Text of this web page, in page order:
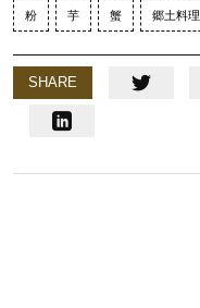
粉 芋 蟹 郷土料理
SHARE